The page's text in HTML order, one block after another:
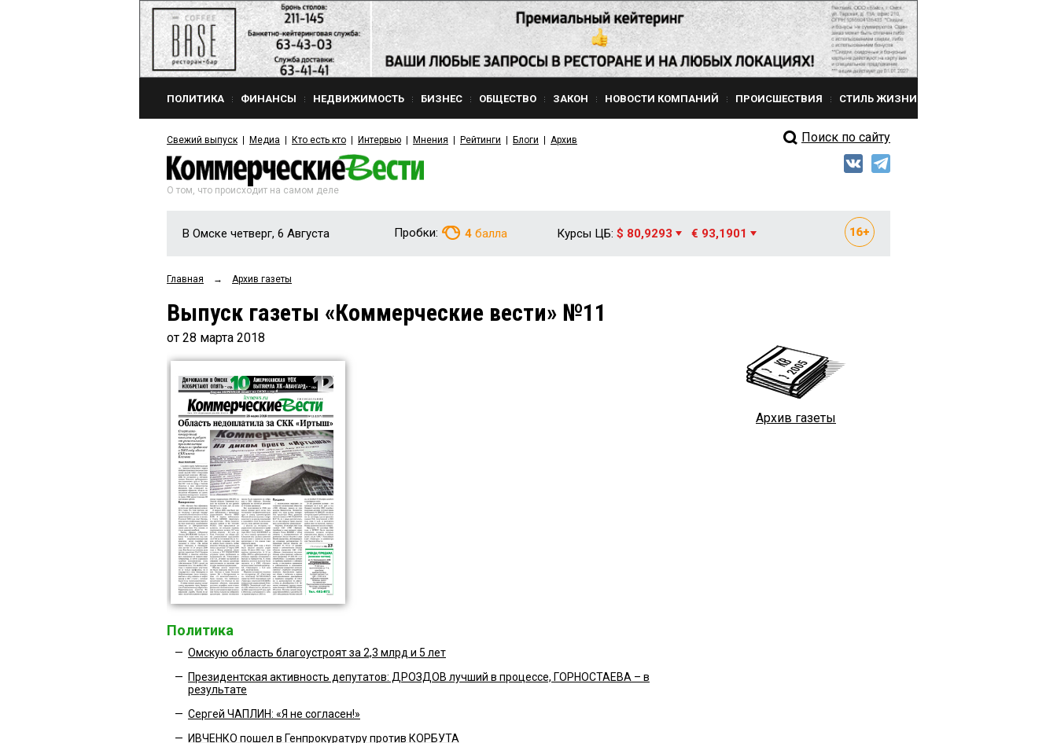
ПОЛИТИКА ФИНАНСЫ НЕДВИЖИМОСТЬ БИЗНЕС ОБЩЕСТВО ЗАКОН НОВОСТИ КОМПАНИЙ ПРОИСШЕСТВИЯ СТИЛЬ ЖИЗНИ
Свежий выпуск Медиа Кто есть кто Интервью Мнения Рейтинги Блоги Архив Поиск по сайту
О том, что происходит на самом деле
В Омске четверг, 6 Августа Пробки: 4 балла Курсы ЦБ: $ 80,9293 € 93,1901
Главная → Архив газеты
Выпуск газеты «Коммерческие вести» №11
от 28 марта 2018
Политика
— Омскую область благоустроят за 2,3 млрд и 5 лет
— Президентская активность депутатов: ДРОЗДОВ лучший в процессе, ГОРНОСТАЕВА – в
результате
— Сергей ЧАПЛИН: «Я не согласен!»
— ИВЧЕНКО пошел в Генпрокуратуру против КОРБУТА
Архив газеты